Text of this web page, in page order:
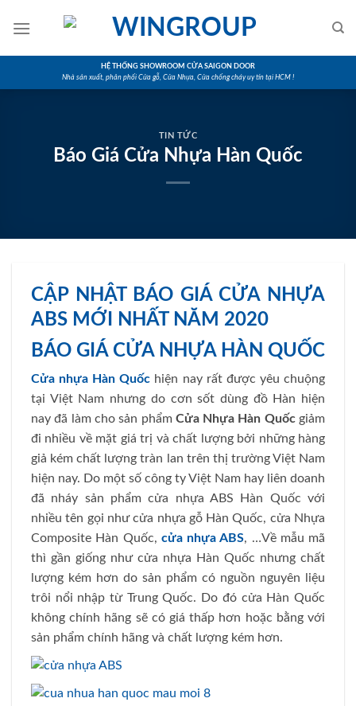
HỆ THỐNG SHOWROOM CỬA SAIGON DOOR
Nhà sản xuất, phân phối Cửa gỗ, Cửa Nhựa, Cửa chống cháy uy tín tại HCM !
TIN TỨC
Báo Giá Cửa Nhựa Hàn Quốc
CẬP NHẬT BÁO GIÁ CỬA NHỰA
ABS MỚI NHẤT NĂM 2020
BÁO GIÁ CỬA NHỰA HÀN QUỐC
Cửa nhựa Hàn Quốc hiện nay rất được yêu chuộng
tại Việt Nam nhưng do cơn sốt dùng đồ Hàn hiện
nay đã làm cho sản phẩm Cửa Nhựa Hàn Quốcgiảm
đi nhiều về mặt giá trị và chất lượng bởi những hàng
giả kém chất lượng tràn lan trên thị trường Việt Nam
hiện nay. Do một số công ty Việt Nam hay liên doanh
đã nháy sản phẩm cửa nhựa ABS Hàn Quốc với
nhiều tên gọi như cửa nhựa gỗ Hàn Quốc, cửa Nhựa
Composite Hàn Quốc, cửa nhựa ABS, …Về mẫu mã
thì gần giống như cửa nhựa Hàn Quốc nhưng chất
lượng kém hơn do sản phẩm có nguồn nguyên liệu
trôi nổi nhập từ Trung Quốc. Do đó cửa Hàn Quốc
không chính hãng sẽ có giá thấp hơn hoặc bằng với
sản phẩm chính hãng và chất lượng kém hơn.